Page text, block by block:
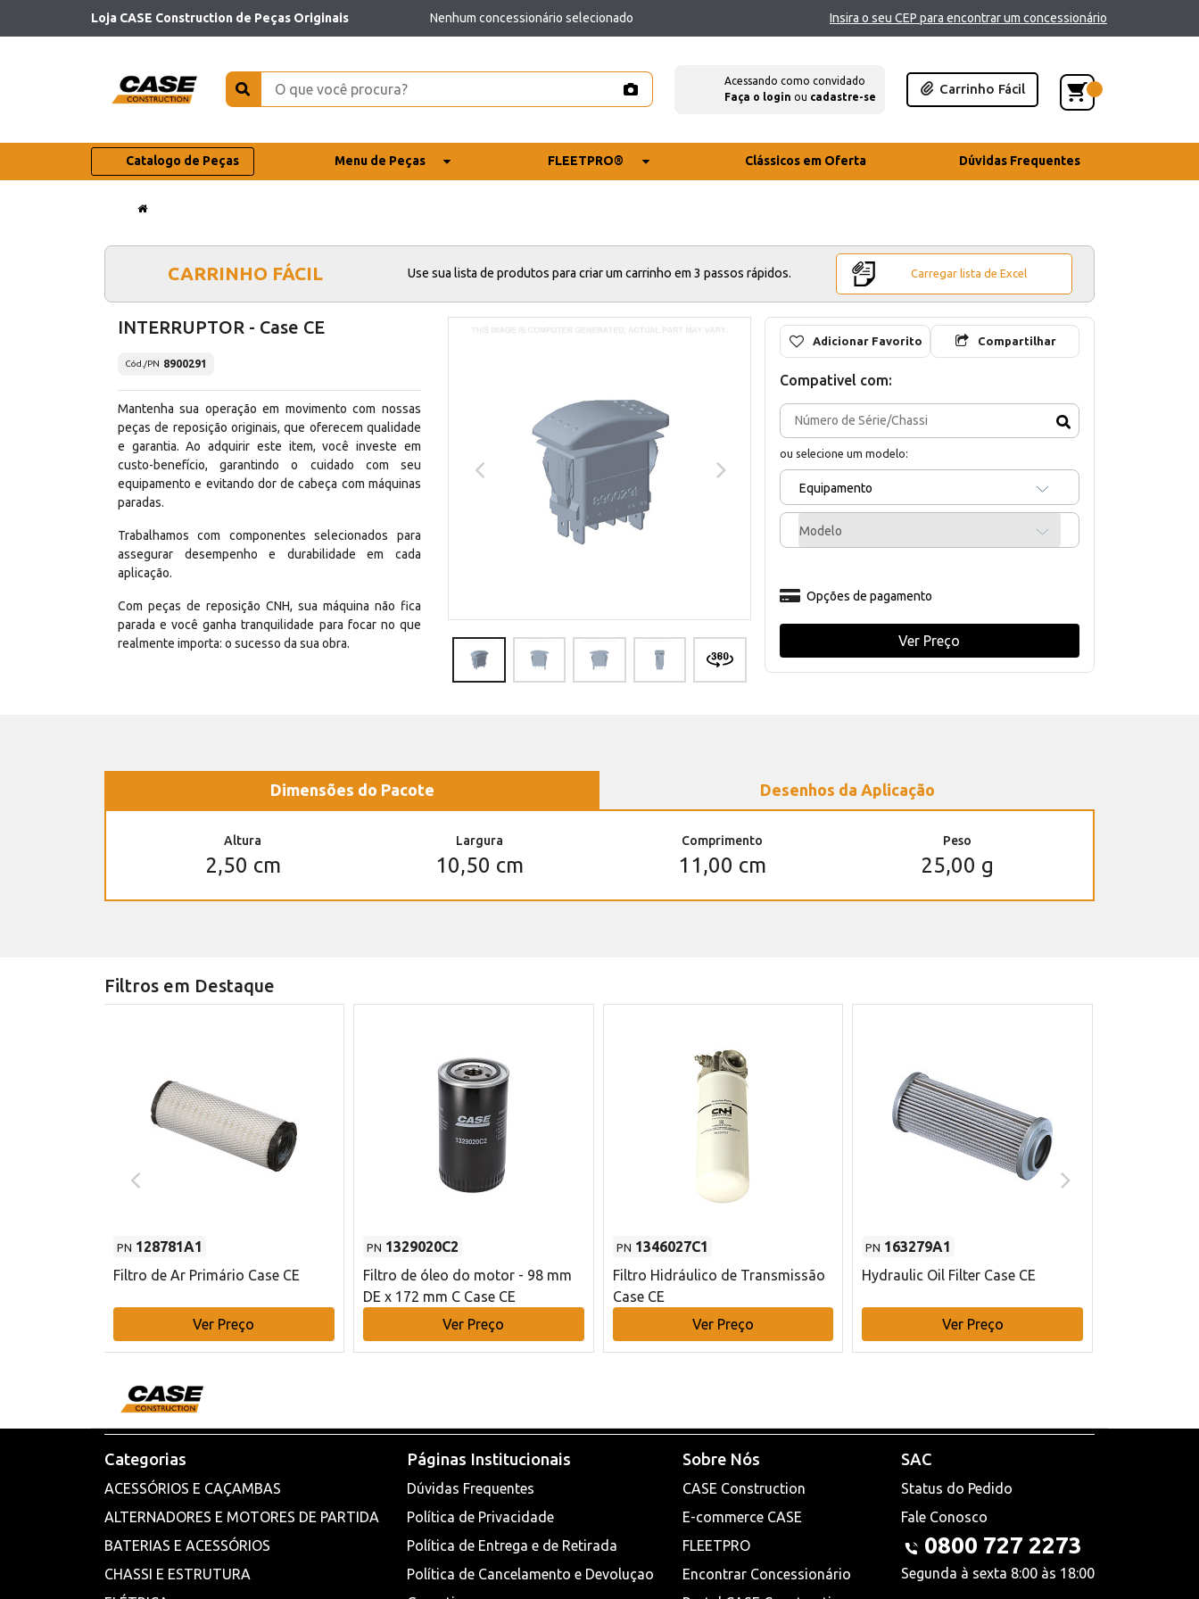
Loja CASE Construction de Peças Originais Nenhum concessionário selecionado Insira o seu CEP para encontrar um concessionário
Acessando como convidado
Faça o login ou cadastre-se
Carrinho Fácil
Catalogo de Peças Menu de Peças FLEETPRO® Clássicos em Oferta Dúvidas Frequentes
CARRINHO FÁCIL Use sua lista de produtos para criar um carrinho em 3 passos rápidos. Carregar lista de Excel
INTERRUPTOR - Case CE
Cód./PN 8900291
Mantenha sua operação em movimento com nossas
peças de reposição originais, que oferecem qualidade
e garantia. Ao adquirir este item, você investe em
custo-benefício, garantindo o cuidado com seu
equipamento e evitando dor de cabeça com máquinas
paradas.
Trabalhamos com componentes selecionados para
assegurar desempenho e durabilidade em cada
aplicação.
Com peças de reposição CNH, sua máquina não fica
parada e você ganha tranquilidade para focar no que
realmente importa: o sucesso da sua obra.
Adicionar Favorito Compartilhar
Compativel com:
ou selecione um modelo:
Equipamento
Modelo
Opções de pagamento
Ver Preço
Dimensões do Pacote Desenhos da Aplicação
Altura
2,50 cm
Largura
10,50 cm
Comprimento
11,00 cm
Peso
25,00 g
Filtros em Destaque
PN 128781A1
Filtro de Ar Primário Case CE
Ver Preço
PN 1329020C2
Filtro de óleo do motor - 98 mm
DE x 172 mm C Case CE
Ver Preço
PN 1346027C1
Filtro Hidráulico de Transmissão
Case CE
Ver Preço
PN 163279A1
Hydraulic Oil Filter Case CE
Ver Preço
Categorias
ACESSÓRIOS E CAÇAMBAS
ALTERNADORES E MOTORES DE PARTIDA
BATERIAS E ACESSÓRIOS
CHASSI E ESTRUTURA
Páginas Institucionais
Dúvidas Frequentes
Política de Privacidade
Política de Entrega e de Retirada
Política de Cancelamento e Devoluçao
Sobre Nós
CASE Construction
E-commerce CASE
FLEETPRO
Encontrar Concessionário
SAC
Status do Pedido
Fale Conosco
0800 727 2273
Segunda à sexta 8:00 às 18:00